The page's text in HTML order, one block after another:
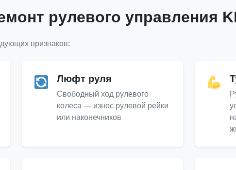
рулевого управления
признаков:
Люфт руля
Свободный ход рулевого
колеса — износ рулевой рейки
или наконечников